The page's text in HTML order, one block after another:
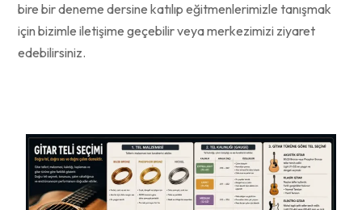
bire bir deneme dersine katılıp eğitmenlerimizle tanışmak
için bizimle iletişime geçebilir veya merkezimizi ziyaret
edebilirsiniz.